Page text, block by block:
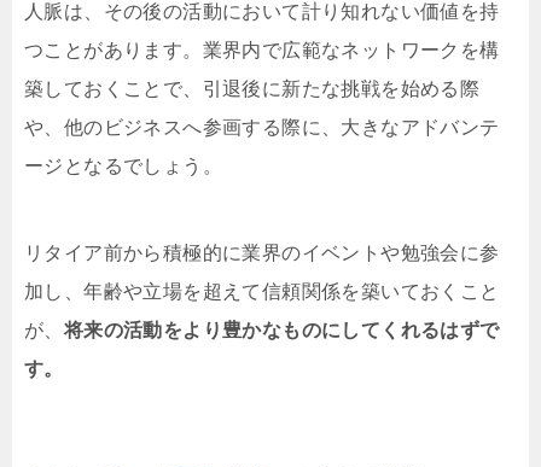
人脈は、その後の活動において計り知れない価値を持
つことがあります。業界内で広範なネットワークを構
築しておくことで、引退後に新たな挑戦を始める際
や、他のビジネスへ参画する際に、大きなアドバンテ
ージとなるでしょう。
リタイア前から積極的に業界のイベントや勉強会に参
加し、年齢や立場を超えて信頼関係を築いておくこと
が、将来の活動をより豊かなものにしてくれるはずで
す。